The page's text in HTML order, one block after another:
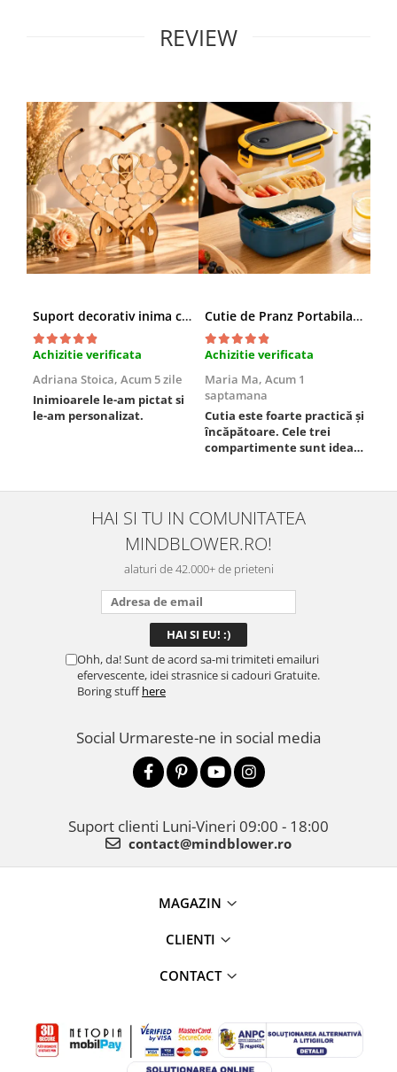
REVIEW
Suport decorativ inima cu mesaje, Cadou cu suflet
Achizitie verificata
Adriana Stoica, Acum 5 zile
Inimioarele le-am pictat si
le-am personalizat.
Cutie de Pranz Portabila cu Compartimente
Achizitie verificata
Maria Ma, Acum 1
saptamana
Cutia este foarte practică și
încăpătoare. Cele trei
compartimente sunt ideale
este sigură, fără scurgeri. O
folosesc aproape zilnic la
serviciu și sunt foarte
mulțumită.
HAI SI TU IN COMUNITATEA
MINDBLOWER.RO!
alaturi de 42.000+ de prieteni
Ohh, da! Sunt de acord sa-mi trimiteti emailuri
efervescente, idei strasnice si cadouri Gratuite.
Boring stuffhere
Social Urmareste-ne in social media
Suport clienti Luni-Vineri 09:00 - 18:00
contact@mindblower.ro
MAGAZIN
CLIENTI
CONTACT